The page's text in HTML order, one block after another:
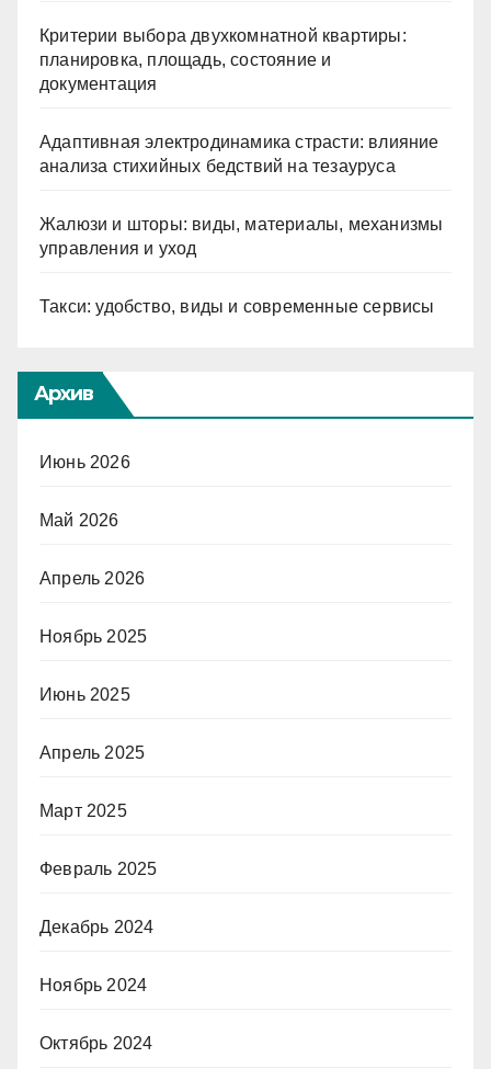
Критерии выбора двухкомнатной квартиры:
планировка, площадь, состояние и
документация
Адаптивная электродинамика страсти: влияние
анализа стихийных бедствий на тезауруса
Жалюзи и шторы: виды, материалы, механизмы
управления и уход
Такси: удобство, виды и современные сервисы
Архив
Июнь 2026
Май 2026
Апрель 2026
Ноябрь 2025
Июнь 2025
Апрель 2025
Март 2025
Февраль 2025
Декабрь 2024
Ноябрь 2024
Октябрь 2024